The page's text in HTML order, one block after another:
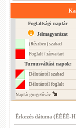
Foglaltsági naptár
Jelmagyarázat
(Részben) szabad
Foglalt / zárva tart
Turnusváltási napok:
Délutántól szabad
Délutántól foglalt
Naptár görgetôsáv
Érkezés dátuma (ÉÉÉÉ-